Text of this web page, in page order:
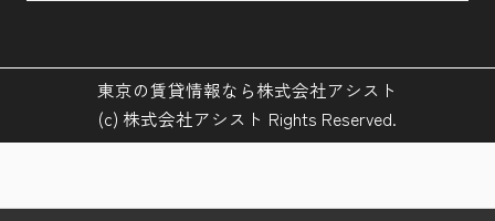
東京の賃貸情報なら株式会社アシスト
(c) 株式会社アシスト Rights Reserved.